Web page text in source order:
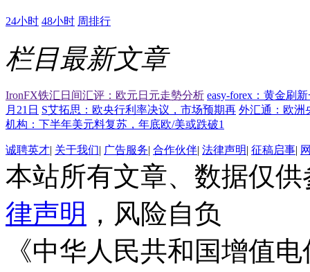
24小时 48小时 周排行
栏目最新文章
IronFX铁汇日间汇评：欧元日元走勢分析 easy-forex：黄金刷
月21日 S艾拓思：欧央行利率决议，市场预期再 外汇通：欧洲
机构：下半年美元料复苏，年底欧/美或跌破1
诚聘英才| 关于我们| 广告服务| 合作伙伴| 法律声明| 征稿启事|
本站所有文章、数据仅
律声明 ，风险自负
《中华人民共和国增值